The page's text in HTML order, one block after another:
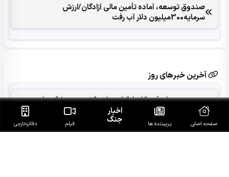
صندوق توسعه، آماده تأمین مالی آزادگان/ارزش
سرمایه300میلیون دلار آب رفت
آخرین خبرهای روز
دردسر همزمان آمریکا و اوکراین با ته کشیدن موشک های
پاتریوت
صفحه اصلی پربیننده ها
اخبار
جنگ فیلم دفاتر‌خارجی